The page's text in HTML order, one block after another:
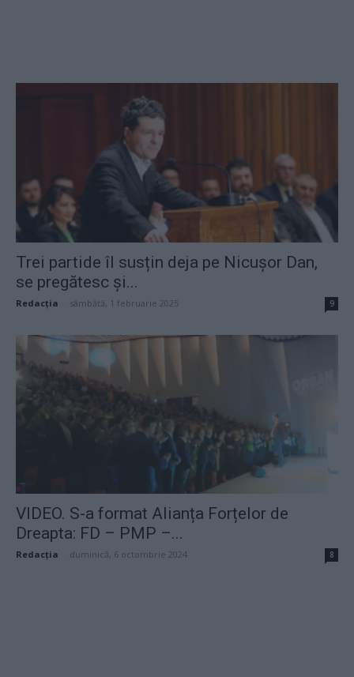
Trei partide îl susțin deja pe Nicușor Dan,
se pregătesc și...
Redacţia sâmbătă, 1 februarie 2025 9
VIDEO. S-a format Alianța Forțelor de
Dreapta: FD – PMP –...
Redacţia duminică, 6 octombrie 2024 8